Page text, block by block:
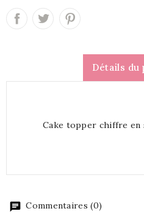
Détails du
Cake topper chiffre en
Commentaires (0)